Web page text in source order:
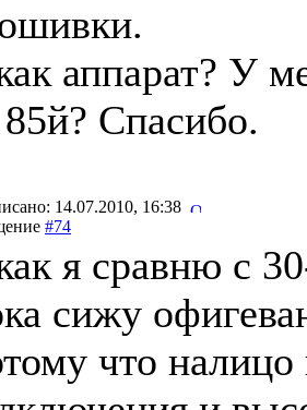
аппарат? У
Спасибо.
14.07.2010, 16:38
#74
я сравню с
сижу
что